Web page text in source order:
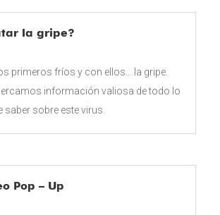
la gripe?
primeros fríos y con ellos… la gripe.
información valiosa de todo lo
saber sobre este virus.
Pop – Up